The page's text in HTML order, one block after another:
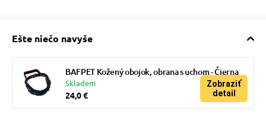
Ešte niečo navyše
BAFPET Kožený obojok, obrana s uchom - Čierna
Skladem
24,0 €
Zobraziť
detail